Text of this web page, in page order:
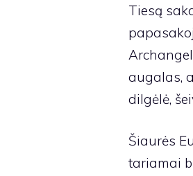
Tiesą
augalas,
dilgėlė,
Šiaurės
tariamai